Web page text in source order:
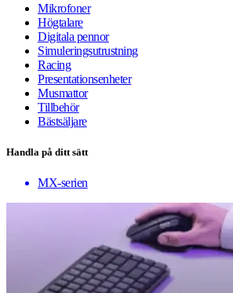
Mikrofoner
Högtalare
Digitala pennor
Simuleringsutrustning
Racing
Presentationsenheter
Musmattor
Tillbehör
Bästsäljare
Handla på ditt sätt
MX-serien